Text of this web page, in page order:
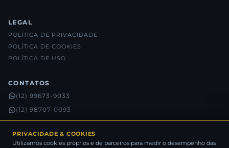
LEGAL
POLÍTICA DE PRIVACIDADE
POLÍTICA DE COOKIES
POLÍTICA DE USO
CONTATOS
(12) 99673-9033
(12) 98707-0093
PRIVACIDADE & COOKIES
Utilizamos cookies próprios e de parceiros para medir o desempenho das